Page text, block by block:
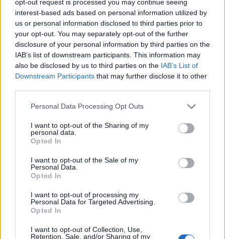
opt-out request is processed you may continue seeing
interest-based ads based on personal information utilized by
us or personal information disclosed to third parties prior to
your opt-out. You may separately opt-out of the further
disclosure of your personal information by third parties on the
IAB’s list of downstream participants. This information may
also be disclosed by us to third parties on the IAB’s List of
Downstream Participants that may further disclose it to other
Personal Data Processing Opt Outs
I want to opt-out of the Sharing of my
personal data.
Opted In
I want to opt-out of the Sale of my
Personal Data.
Opted In
I want to opt-out of processing my
Personal Data for Targeted Advertising.
Opted In
I want to opt-out of Collection, Use,
Retention, Sale, and/or Sharing of my
Θεόδωρου Αγγελόπουλου: Αργό φαγητό, αργές
φιλίες, αργό σεξ, αργή κουλτούρα.